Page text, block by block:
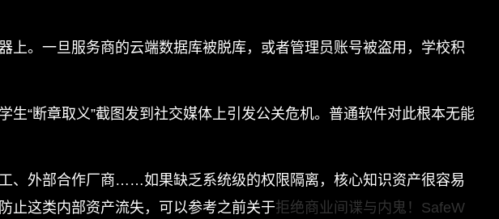
。一旦服务商的云端数据库被脱库，或者管理员账号被盗用，学校积
“断章取义”截图发到社交媒体上引发公关危机。普通软件对此根本无能
、外部合作厂商……如果缺乏系统级的权限隔离，核心知识资产很容易
止这类内部资产流失，可以参考之前关于拒绝商业间谍与内鬼！SafeW